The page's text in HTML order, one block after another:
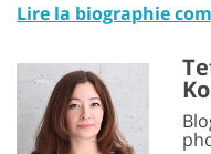
Lire la biographie